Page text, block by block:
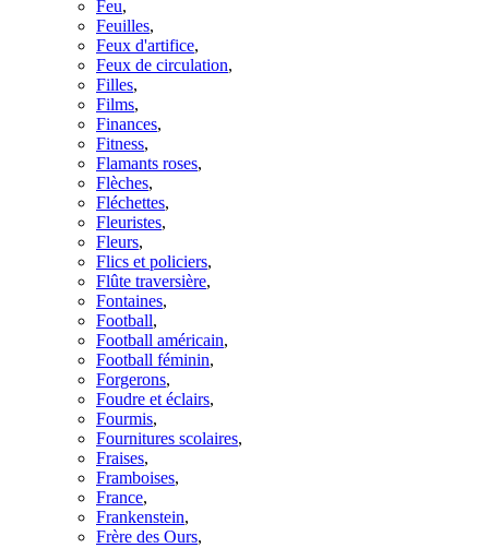
Feu,
Feuilles,
Feux d'artifice,
Feux de circulation,
Filles,
Films,
Finances,
Fitness,
Flamants roses,
Flèches,
Fléchettes,
Fleuristes,
Fleurs,
Flics et policiers,
Flûte traversière,
Fontaines,
Football,
Football américain,
Football féminin,
Forgerons,
Foudre et éclairs,
Fourmis,
Fournitures scolaires,
Fraises,
Framboises,
France,
Frankenstein,
Frère des Ours,